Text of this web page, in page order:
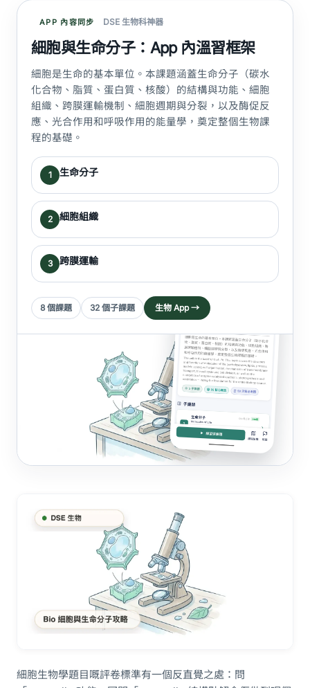
APP 內容同步 DSE 生物科神器
細胞與生命分子：App 內溫習框架
細胞是生命的基本單位。本課題涵蓋生命分子（碳水
化合物、脂質、蛋白質、核酸）的結構與功能、細胞
組織、跨膜運輸機制、細胞週期與分裂，以及酶促反
應、光合作用和呼吸作用的能量學，奠定整個生物課
程的基礎。
1 生命分子
2 細胞組織
3 跨膜運輸
8 個課題 32 個子課題 生物 App →
細胞生物學題目嘅評卷標準有一個反直覺之處：問